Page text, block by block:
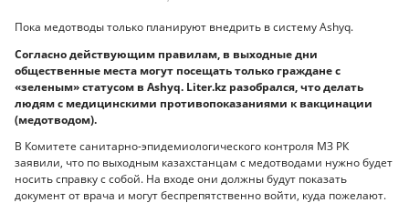
Пока медотводы только планируют внедрить в систему Ashyq.
Согласно действующим правилам, в выходные дни
общественные места могут посещать только граждане с
«зеленым» статусом в Ashyq. Liter.kz разобрался, что делать
людям с медицинскими противопоказаниями к вакцинации
(медотводом).
В Комитете санитарно-эпидемиологического контроля МЗ РК
заявили, что по выходным казахстанцам с медотводами нужно будет
носить справку с собой. На входе они должны будут показать
документ от врача и могут беспрепятственно войти, куда пожелают.